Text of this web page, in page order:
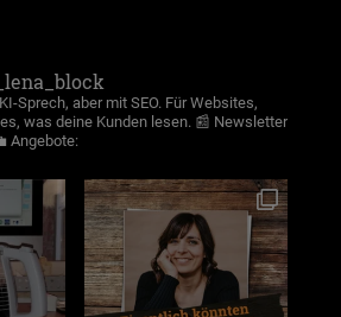
Sprech, aber mit SEO. Für Websites,
was deine Kunden lesen. 📰 Newsletter
Angebote: